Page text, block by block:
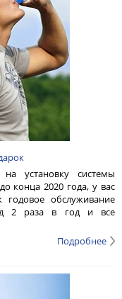
установку системы
конца 2020 года, у вас
обслуживание
2 раза в год и все
Подробнее